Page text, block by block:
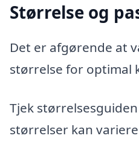
Størrelse og
Det er afgørende at
størrelse for optimal
Tjek
størrelser kan